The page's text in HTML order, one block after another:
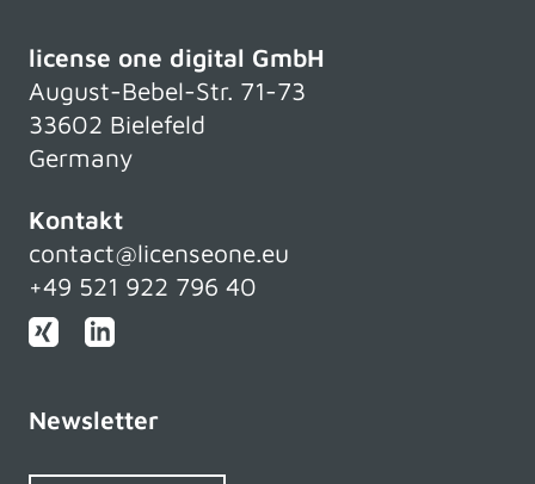
license one digital GmbH
August-Bebel-Str. 71-73
33602 Bielefeld
Germany
Kontakt
contact@licenseone.eu
+49 521 922 796 40
Newsletter